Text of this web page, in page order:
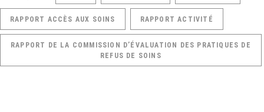
RAPPORT ACCÈS AUX SOINS RAPPORT ACTIVITÉ
RAPPORT DE LA COMMISSION D’ÉVALUATION DES PRATIQUES DE
REFUS DE SOINS